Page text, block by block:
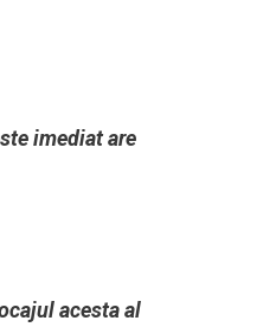
imediat are
acesta al